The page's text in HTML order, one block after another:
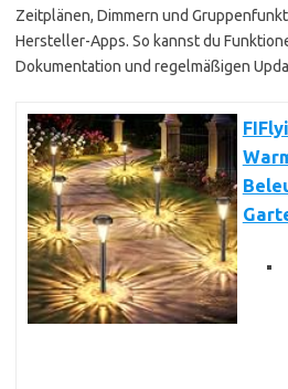
Zeitplänen, Dimmern und
Hersteller-Apps. So kannst du
Dokumentation und regelmäßigen